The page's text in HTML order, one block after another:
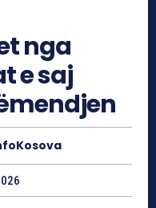
nga
e saj